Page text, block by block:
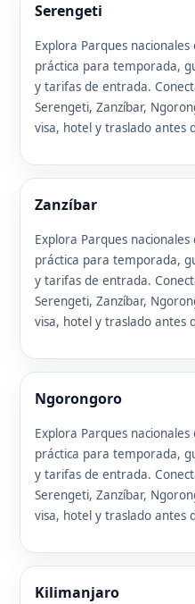
Serengeti
Explora Parques
práctica para temporada,
y tarifas de entrada.
Serengeti, Zanzíbar,
visa, hotel y traslado antes
Zanzíbar
Explora Parques
práctica para temporada,
y tarifas de entrada.
Serengeti, Zanzíbar,
visa, hotel y traslado antes
Ngorongoro
Explora Parques
práctica para temporada,
y tarifas de entrada.
Serengeti, Zanzíbar,
visa, hotel y traslado antes
Kilimanjaro